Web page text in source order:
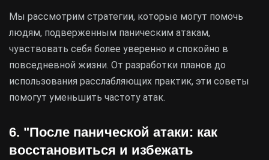
Мы рассмотрим стратегии, которые могут помочь
людям, подверженным паническим атакам,
чувствовать себя более уверенно и спокойно в
повседневной жизни. От разработки планов до
использования расслабляющих практик, эти советы
помогут уменьшить частоту атак.
6. "После панической атаки: как
восстановиться и избежать